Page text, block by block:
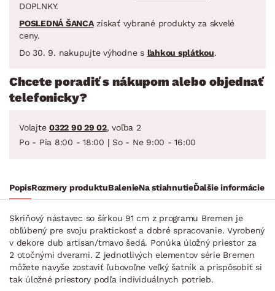
DOPLNKY.
POSLEDNÁ ŠANCAzískať vybrané produkty za skvelé
ceny.
Do 30. 9. nakupujte výhodne s ľahkou splátkou.
Chcete poradiť s nákupom alebo objednať
telefonicky?
Volajte 0322 90 29 02, voľba 2
Po - Pia 8:00 - 18:00 | So - Ne 9:00 - 16:00
PopisRozmery produktuBalenieNa stiahnutieĎalšie informácie
Skriňový nástavec so šírkou 91 cm z programu Bremen je
obľúbený pre svoju praktickosť a dobré spracovanie. Vyrobený
v dekore dub artisan/tmavo šedá. Ponúka úložný priestor za
2 otočnými dverami. Z jednotlivých elementov série Bremen
môžete navyše zostaviť ľubovoľne veľký šatník a prispôsobiť si
tak úložné priestory podľa individuálnych potrieb.